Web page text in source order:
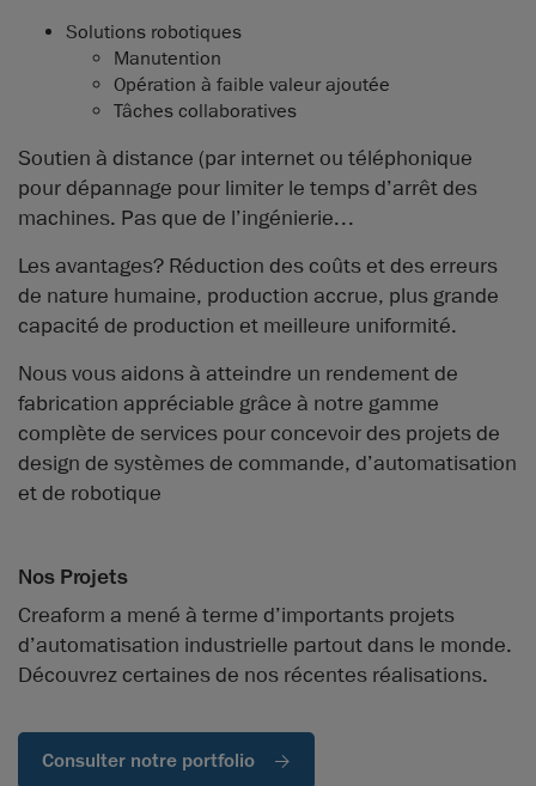
Solutions robotiques
Manutention
Opération à faible valeur ajoutée
Tâches collaboratives
Soutien à distance (par internet ou téléphonique
pour dépannage pour limiter le temps d’arrêt des
machines. Pas que de l’ingénierie…
Les avantages? Réduction des coûts et des erreurs
de nature humaine, production accrue, plus grande
capacité de production et meilleure uniformité.
Nous vous aidons à atteindre un rendement de
fabrication appréciable grâce à notre gamme
complète de services pour concevoir des projets de
design de systèmes de commande, d’automatisation
et de robotique
Nos Projets
Creaform a mené à terme d’importants projets
d’automatisation industrielle partout dans le monde.
Découvrez certaines de nos récentes réalisations.
Consulter notre portfolio